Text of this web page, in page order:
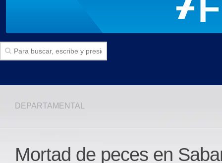
Politica
Deportes
DEPARTAMENTAL
Mortad de peces en